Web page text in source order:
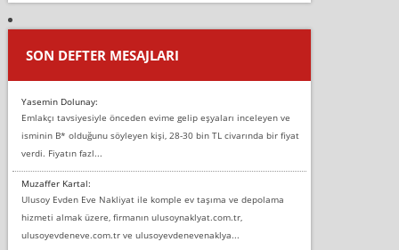
SON DEFTER MESAJLARI
Yasemin Dolunay:
Emlakçı tavsiyesiyle önceden evime gelip eşyaları inceleyen ve
isminin B* olduğunu söyleyen kişi, 28-30 bin TL civarında bir fiyat
verdi. Fiyatın fazl...
Muzaffer Kartal:
Ulusoy Evden Eve Nakliyat ile komple ev taşıma ve depolama
hizmeti almak üzere, firmanın ulusoynaklyat.com.tr,
ulusoyevdeneve.com.tr ve ulusoyevdenevenaklya...